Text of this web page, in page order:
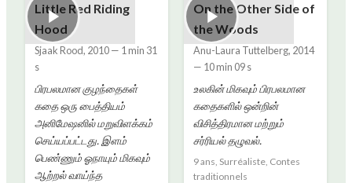
Little Red Riding
Hood
Sjaak Rood, 2010— 1 min 31
s
பிரபலமான குழந்தைகள்
கதை ஒரு பைத்தியம்
அனிமேஷனில் மறுவிளக்கம்
செய்யப்பட்டது. இளம்
பெண்ணும் ஓநாயும் மிகவும்
ஆற்றல் வாய்ந்த
On the Other Side of
the Woods
Anu-Laura Tuttelberg, 2014
— 10 min 09 s
உலகின் மிகவும் பிரபலமான
கதைகளில் ஒன்றின்
விசித்திரமான மற்றும்
சர்ரியல் தழுவல்.
9 ans, Surréaliste, Contes
traditionnels